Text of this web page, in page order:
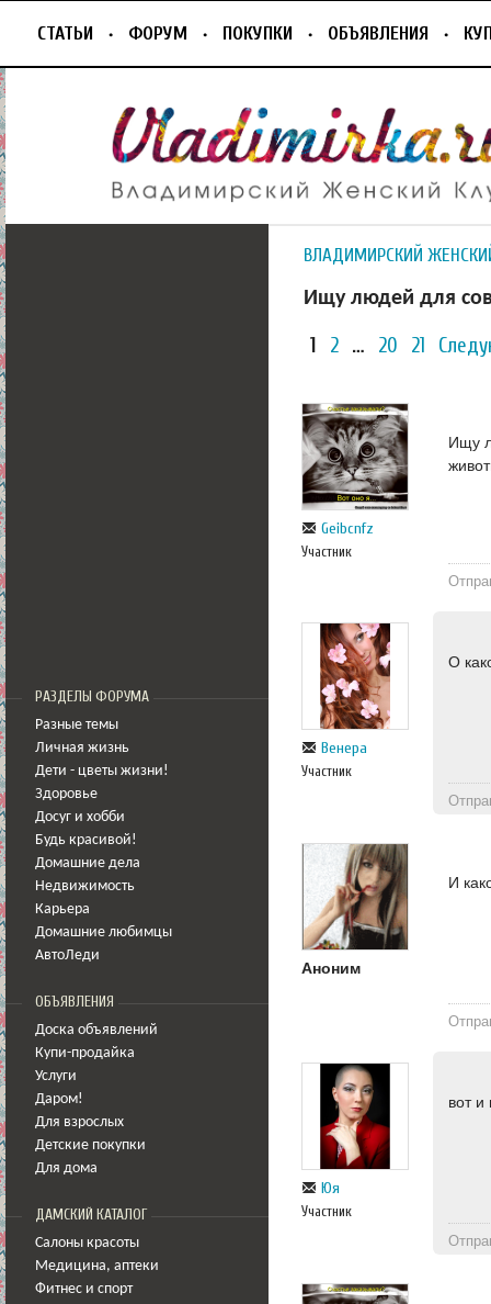
СТАТЬИ ФОРУМ ПОКУПКИ ОБЪЯВЛЕНИЯ
РАЗДЕЛЫ ФОРУМА
Разные темы
Личная жизнь
Дети - цветы жизни!
Здоровье
Досуг и хобби
Будь красивой!
Домашние дела
Недвижимость
Карьера
Домашние любимцы
АвтоЛеди
ОБЪЯВЛЕНИЯ
Доска объявлений
Купи-продайка
Услуги
Даром!
Для взрослых
Детские покупки
Для дома
ДАМСКИЙ КАТАЛОГ
Салоны красоты
Медицина, аптеки
Фитнес и спорт
ВЛАДИМИРСКИЙ
Ищу людей для
1 2 … 20 21
Geibcnfz
Участник
Ищу
Венера
Участник
О
Аноним
И
Юя
Участник
вот